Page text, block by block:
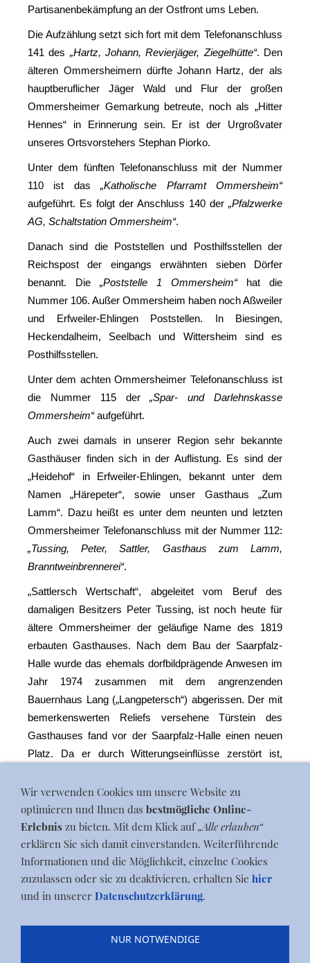
Partisanenbekämpfung an der Ostfront ums Leben.
Die Aufzählung setzt sich fort mit dem Telefonanschluss
141 des „Hartz, Johann, Revierjäger, Ziegelhütte“. Den
älteren Ommersheimern dürfte Johann Hartz, der als
hauptberuflicher Jäger Wald und Flur der großen
Ommersheimer Gemarkung betreute, noch als „Hitter
Hennes“ in Erinnerung sein. Er ist der Urgroßvater
unseres Ortsvorstehers Stephan Piorko.
Unter dem fünften Telefonanschluss mit der Nummer
110 ist das„Katholische Pfarramt Ommersheim“
aufgeführt. Es folgt der Anschluss 140 der „Pfalzwerke
AG, Schaltstation Ommersheim“.
Danach sind die Poststellen und Posthilfsstellen der
Reichspost der eingangs erwähnten sieben Dörfer
benannt. Die „Poststelle 1 Ommersheim“ hat die
Nummer 106. Außer Ommersheim haben noch Aßweiler
und Erfweiler-Ehlingen Poststellen. In Biesingen,
Heckendalheim, Seelbach und Wittersheim sind es
Posthilfsstellen.
Unter dem achten Ommersheimer Telefonanschluss ist
die Nummer 115 der„Spar- und Darlehnskasse
Ommersheim“aufgeführt.
Auch zwei damals in unserer Region sehr bekannte
Gasthäuser finden sich in der Auflistung. Es sind der
„Heidehof“ in Erfweiler-Ehlingen, bekannt unter dem
Namen „Härepeter“, sowie unser Gasthaus „Zum
Lamm“. Dazu heißt es unter dem neunten und letzten
Ommersheimer Telefonanschluss mit der Nummer 112:
„Tussing, Peter, Sattler, Gasthaus zum Lamm,
Branntweinbrennerei“.
„Sattlersch Wertschaft“, abgeleitet vom Beruf des
damaligen Besitzers Peter Tussing, ist noch heute für
ältere Ommersheimer der geläufige Name des 1819
erbauten Gasthauses. Nach dem Bau der Saarpfalz-
Halle wurde das ehemals dorfbildprägende Anwesen im
Jahr 1974 zusammen mit dem angrenzenden
Bauernhaus Lang („Langpetersch“) abgerissen. Der mit
bemerkenswerten Reliefs versehene Türstein des
Gasthauses fand vor der Saarpfalz-Halle einen neuen
Platz. Da er durch Witterungseinflüsse zerstört ist,
Niederwürzbacher Bildhauermeister Gerd Abel
angefertigt und im Januar 2013 im Foyer der Saarpfalz-
Halle angebracht.
Blog|Termine|Zum ...|Dorfleben|Geschichte|
Jobs|Kontakt|Dies & Das
Wir verwenden Cookies um unsere Website zu
optimieren und Ihnen das bestmögliche Online-
Erlebnis zu bieten. Mit dem Klick auf„Alle erlauben“
erklären Sie sich damit einverstanden. Weiterführende
Informationen und die Möglichkeit, einzelne Cookies
zuzulassen oder sie zu deaktivieren, erhalten Sie hier
und in unserer Datenschutzerklärung.
NUR NOTWENDIGE